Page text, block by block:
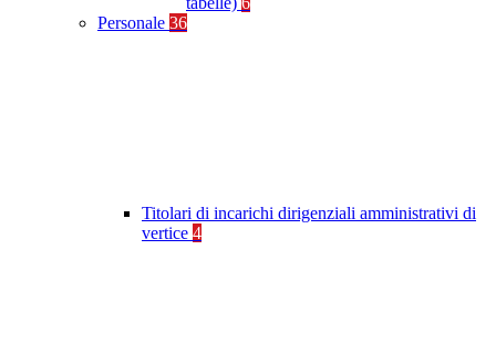
Personale 36
Titolari di incarichi dirigenziali amministrativi di
vertice 4